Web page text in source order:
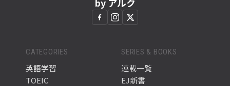
CATEGORIES
英語学習
TOEIC
SERIES & BOOKS
連載一覧
EJ新書